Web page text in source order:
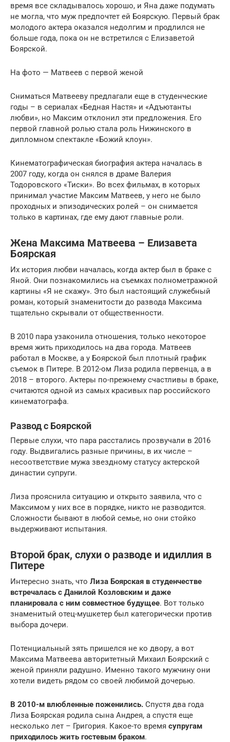
время все складывалось хорошо, и Яна даже подумать
не могла, что муж предпочтет ей Боярскую. Первый брак
молодого актера оказался недолгим и продлился не
больше года, пока он не встретился с Елизаветой
Боярской.
На фото — Матвеев с первой женой
Сниматься Матвееву предлагали еще в студенческие
годы – в сериалах «Бедная Настя» и «Адъютанты
любви», но Максим отклонил эти предложения. Его
первой главной ролью стала роль Нижинского в
дипломном спектакле «Божий клоун».
Кинематографическая биография актера началась в
2007 году, когда он снялся в драме Валерия
Тодоровского «Тиски». Во всех фильмах, в которых
принимал участие Максим Матвеев, у него не было
проходных и эпизодических ролей – он снимается
только в картинах, где ему дают главные роли.
Жена Максима Матвеева – Елизавета
Боярская
Их история любви началась, когда актер был в браке с
Яной. Они познакомились на съемках полнометражной
картины «Я не скажу». Это был настоящий служебный
роман, который знаменитости до развода Максима
тщательно скрывали от общественности.
В 2010 пара узаконила отношения, только некоторое
время жить приходилось на два города. Матвеев
работал в Москве, а у Боярской был плотный график
съемок в Питере. В 2012-ом Лиза родила первенца, а в
2018 – второго. Актеры по-прежнему счастливы в браке,
считаются одной из самых красивых пар российского
кинематографа.
Развод с Боярской
Первые слухи, что пара расстались прозвучали в 2016
году. Выдвигались разные причины, в их числе –
несоответствие мужа звездному статусу актерской
династии супруги.
Лиза прояснила ситуацию и открыто заявила, что с
Максимом у них все в порядке, никто не разводится.
Сложности бывают в любой семье, но они стойко
выдерживают испытания.
Второй брак, слухи о разводе и идиллия в
Питере
Интересно знать, что Лиза Боярская в студенчестве
встречалась с Данилой Козловским и даже
планировала с ним совместное будущее. Вот только
знаменитый отец-мушкетер был категорически против
выбора дочери.
Потенциальный зять пришелся не ко двору, а вот
Максима Матвеева авторитетный Михаил Боярский с
женой приняли радушно. Именно такого мужчину они
хотели видеть рядом со своей любимой дочерью.
В 2010-м влюбленные поженились. Спустя два года
Лиза Боярская родила сына Андрея, а спустя еще
несколько лет – Григория. Какое-то время супругам
приходилось жить гостевым браком.